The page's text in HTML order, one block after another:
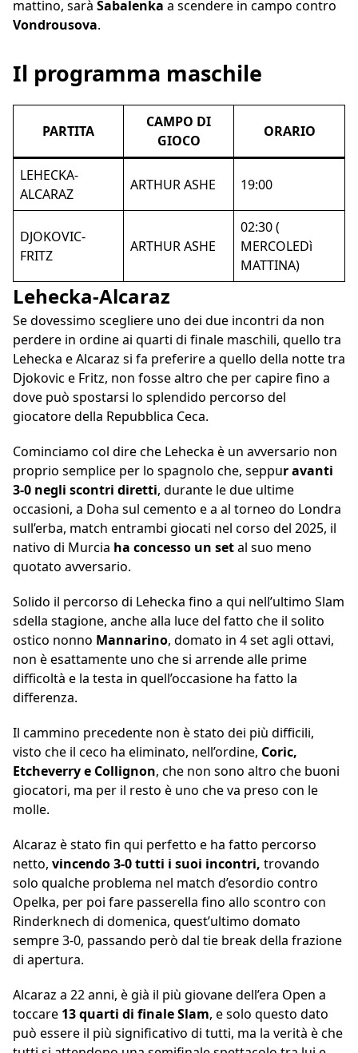
mattino, sarà Sabalenka a scendere in campo contro
Vondrousova.
Il programma maschile
PARTITA
CAMPO DI
GIOCO
ORARIO
LEHECKA-
ALCARAZ
ARTHUR ASHE 19:00
DJOKOVIC-
FRITZ
ARTHUR ASHE
02:30 (
MERCOLEDì
MATTINA)
Lehecka-Alcaraz
Se dovessimo scegliere uno dei due incontri da non
perdere in ordine ai quarti di finale maschili, quello tra
Lehecka e Alcaraz si fa preferire a quello della notte tra
Djokovic e Fritz, non fosse altro che per capire fino a
dove può spostarsi lo splendido percorso del
giocatore della Repubblica Ceca.
Cominciamo col dire che Lehecka è un avversario non
proprio semplice per lo spagnolo che, seppur avanti
3-0 negli scontri diretti, durante le due ultime
occasioni, a Doha sul cemento e a al torneo do Londra
sull’erba, match entrambi giocati nel corso del 2025, il
nativo di Murcia ha concesso un setal suo meno
quotato avversario.
Solido il percorso di Lehecka fino a qui nell’ultimo Slam
sdella stagione, anche alla luce del fatto che il solito
ostico nonno Mannarino, domato in 4 set agli ottavi,
non è esattamente uno che si arrende alle prime
difficoltà e la testa in quell’occasione ha fatto la
differenza.
Il cammino precedente non è stato dei più difficili,
visto che il ceco ha eliminato, nell’ordine, Coric,
Etcheverry e Collignon, che non sono altro che buoni
giocatori, ma per il resto è uno che va preso con le
molle.
Alcaraz è stato fin qui perfetto e ha fatto percorso
netto, vincendo 3-0 tutti i suoi incontri, trovando
solo qualche problema nel match d’esordio contro
Opelka, per poi fare passerella fino allo scontro con
Rinderknech di domenica, quest’ultimo domato
sempre 3-0, passando però dal tie break della frazione
di apertura.
Alcaraz a 22 anni, è già il più giovane dell’era Open a
toccare 13 quarti di finale Slam, e solo questo dato
può essere il più significativo di tutti, ma la verità è che